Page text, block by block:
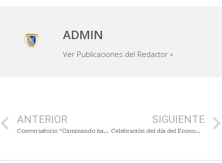
ADMIN
Ver Publicaciones del Redactor »
ANTERIOR
Conversatorio “Caminando hacia la igualdad sustantiva: Rompe los techos de cristal”
SIGUIENTE
Celebración del día del Economista